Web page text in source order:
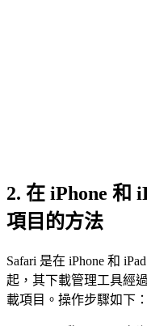
2. 在 iPhone 和
項目的方法
Safari 是在 iPhone 和
起，其下載管理工具經
載項目。操作步驟如下：